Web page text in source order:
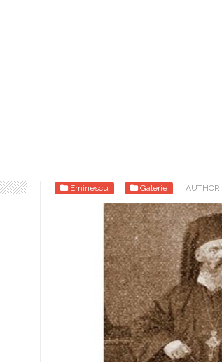
Eminescu Galerie AUTHOR: